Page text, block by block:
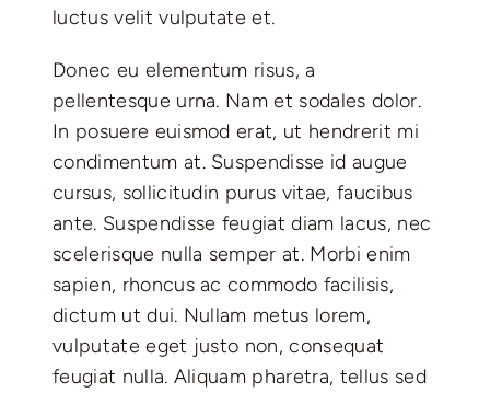
luctus velit vulputate et.
Donec eu elementum risus, a
pellentesque urna. Nam et sodales dolor.
In posuere euismod erat, ut hendrerit mi
condimentum at. Suspendisse id augue
cursus, sollicitudin purus vitae, faucibus
ante. Suspendisse feugiat diam lacus, nec
scelerisque nulla semper at. Morbi enim
sapien, rhoncus ac commodo facilisis,
dictum ut dui. Nullam metus lorem,
vulputate eget justo non, consequat
feugiat nulla. Aliquam pharetra, tellus sed